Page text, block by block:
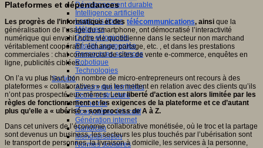
Développement durable
Intelligence artificielle
Logiciels libres
Métavers
Outils et logiciels
Réalité augmentée
Ressources sciences
Robotique
Technologies
Société
Acteurs des territoires
Ecole et structure
Economie
Ecosystème éducatif
Génération internet
Handicap
Mondialisation
Normes scolaires
Plateformes et dépendances
Les progrès de l’informatique et des télécommunications, ainsi que la
généralisation de l’usage du smartphone, ont démocratisé l’interactivité
numérique qui envahit notre vie quotidienne dans le secteur non marchand
véritablement coopératif : échange, partage, etc. , et dans les prestations
commerciales : chat commercial de sites de vente e-commerce, enquêtes en
ligne, publicités ciblées…
On l’a vu plus haut, bon nombre de micro-entrepreneurs ont recours à des
plateformes « collaboratives » qui les mettent en relation avec des clients qu’ils
n’ont pas prospecté eux-mêmes. Leurliberté d’action est alors limitée par les
règles de fonctionnement et les exigences de la plateforme et ce d’autant
plus qu’elle a « ubérisé » son process de A à Z.
Dans cet univers de l’économie collaborative monétisée, où le troc et la partage
sont devenus un business, les secteurs les plus touchés par l’ubérisation sont
le transport de personnes, la livraison à domicile, les services à la personne,